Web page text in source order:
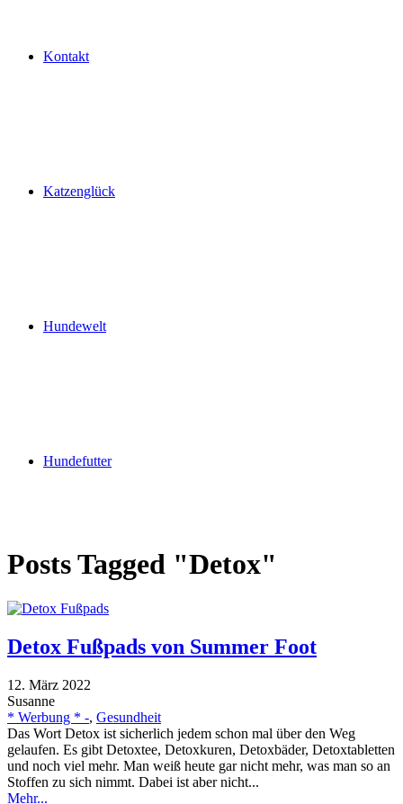
Kontakt
Katzenglück
Hundewelt
Hundefutter
Posts Tagged "Detox"
Detox Fußpads von Summer Foot
12. März 2022
Susanne
* Werbung * -, Gesundheit
Das Wort Detox ist sicherlich jedem schon mal über den Weg
gelaufen. Es gibt Detoxtee, Detoxkuren, Detoxbäder, Detoxtabletten
und noch viel mehr. Man weiß heute gar nicht mehr, was man so an
Stoffen zu sich nimmt. Dabei ist aber nicht...
Mehr...